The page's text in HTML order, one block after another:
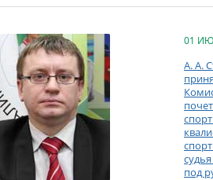
01
А. А.
под